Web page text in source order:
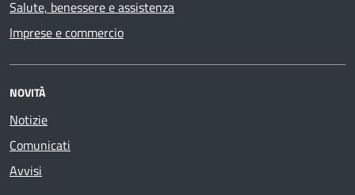
Salute, benessere e assistenza
Imprese e commercio
NOVITÀ
Notizie
Comunicati
Avvisi